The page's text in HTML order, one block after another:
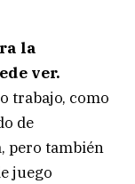
la
ver.
trabajo, como
de
pero también
juego